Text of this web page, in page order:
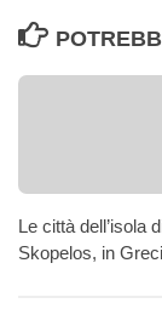
Le città dell’isola
Skopelos, in